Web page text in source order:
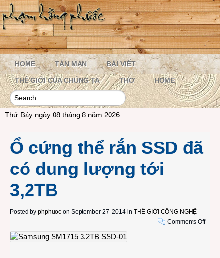
HOME TẢN MẠN BÀI VIẾT
THẾ GIỚI CỦA CHÚNG TA THƠ HOME
Thứ Bảy ngày 08 tháng 8 năm 2026
Ổ cứng thể rắn SSD đã
có dung lượng tới
3,2TB
Posted by phphuoc on September 27, 2014 in THẾ GIỚI CÔNG NGHỆ
Comments Offon